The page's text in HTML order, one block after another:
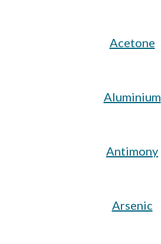
Acetone
Aluminium
Antimony
Arsenic